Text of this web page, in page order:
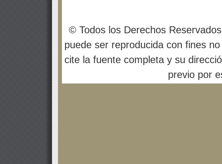
© Todos los Derechos
puede ser reproducida con fines
cite la fuente completa y su
previo por